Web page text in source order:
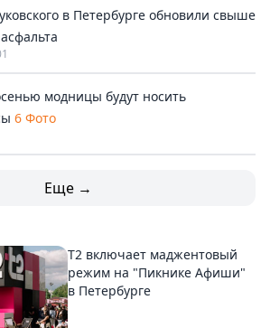
в Петербурге обновили свыше
модницы будут носить
6 Фото
Еще →
Т2 включает маджентовый
режим на "Пикнике Афиши"
в Петербурге